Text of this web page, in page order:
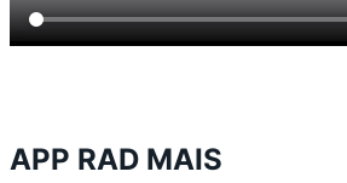
APP RAD MAIS